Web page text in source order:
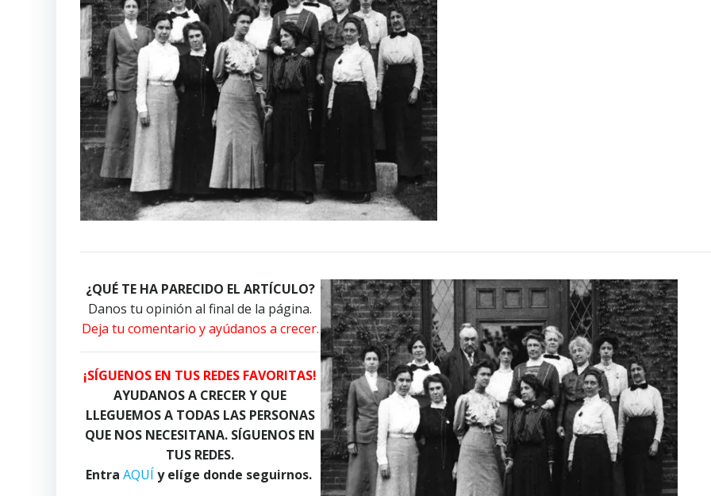
¿QUÉ TE HA PARECIDO EL ARTÍCULO?
Danos tu opinión al final de la página.
Deja tu comentario y ayúdanos a crecer.
¡SÍGUENOS EN TUS REDES FAVORITAS!
AYUDANOS A CRECER Y QUE
LLEGUEMOS A TODAS LAS PERSONAS
QUE NOS NECESITANA. SÍGUENOS EN
TUS REDES.
Entra AQUÍ y elíge donde seguirnos.